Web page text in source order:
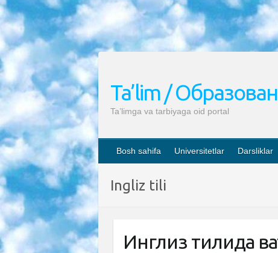
Ta’lim /
Ta’limga va tarbiyaga oid portal
Bosh sahifa Universitetlar Darsliklar
Ingliz tili
Инглиз тилида